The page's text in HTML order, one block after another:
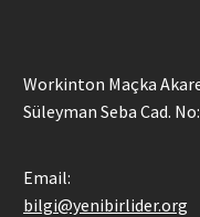
Workinton Maçka
Süleyman Seba Cad.
Email:
bilgi@yenibirlider.org